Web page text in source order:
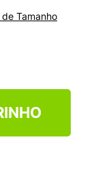
de Tamanho